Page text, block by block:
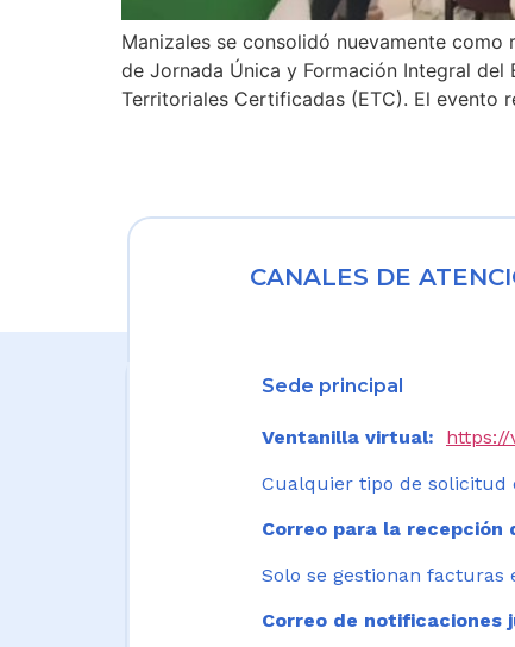
Manizales se consolidó nuevamente
de Jornada Única y Formación Integral
Territoriales Certificadas (ETC). El evento
CANALES DE
Sede principal
Ventanilla virtual: https://
Cualquier tipo de solicitud
Correo para la
Solo se gestionan facturas
Correo de notificaciones